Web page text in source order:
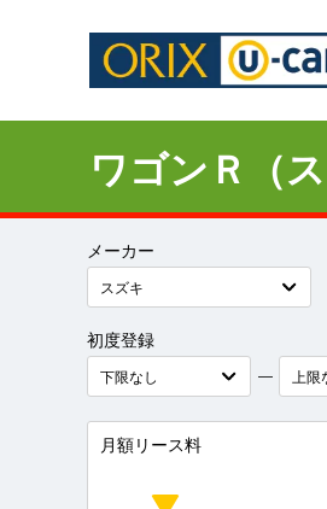
ワゴンＲ（
メーカー
初度登録
―
月額リース料